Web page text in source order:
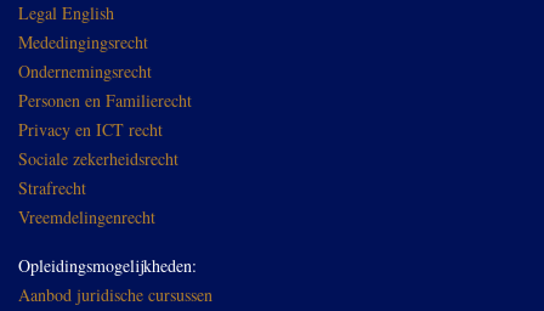
Legal English
Mededingingsrecht
Ondernemingsrecht
Personen en Familierecht
Privacy en ICT recht
Sociale zekerheidsrecht
Strafrecht
Vreemdelingenrecht
Opleidingsmogelijkheden:
Aanbod juridische cursussen